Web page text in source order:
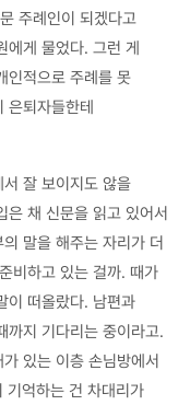
주례인이 되겠다고
게 물었다. 그런 게
인적으로 주례를 못
퇴자들한테
잘 보이지도 않을
은 채 신문을 읽고 있어서
말을 해주는 자리가 더
비하고 있는 걸까. 때가
이 떠올랐다. 남편과
까지 기다리는 중이라고.
있는 이층 손님방에서
기억하는 건 차대리가